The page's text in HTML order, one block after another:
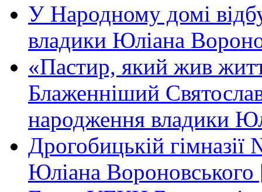
У Народному домі
владики Юліана
«Пастир, який жив
Блаженніший
народження владики
Дрогобицькій
Юліана